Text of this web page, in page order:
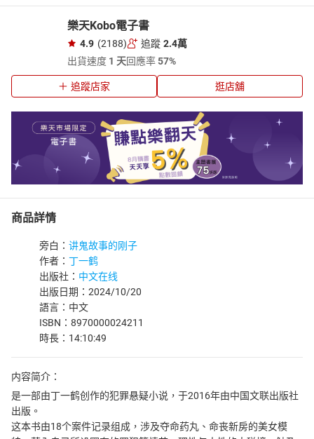
樂天Kobo電子書
4.9 (2188) 追蹤 2.4萬
出貨速度 1 天回應率57%
追蹤店家 逛店舖
商品詳情
旁白： 讲鬼故事的刚子
作者： 丁一鹤
出版社： 中文在线
出版日期：2024/10/20
語言：中文
ISBN：8970000024211
時長：14:10:49
内容简介：
是一部由丁一鹤创作的犯罪悬疑小说，于2016年由中国文联出版社
出版。
这本书由18个案件记录组成，涉及夺命药丸、命丧新房的美女模